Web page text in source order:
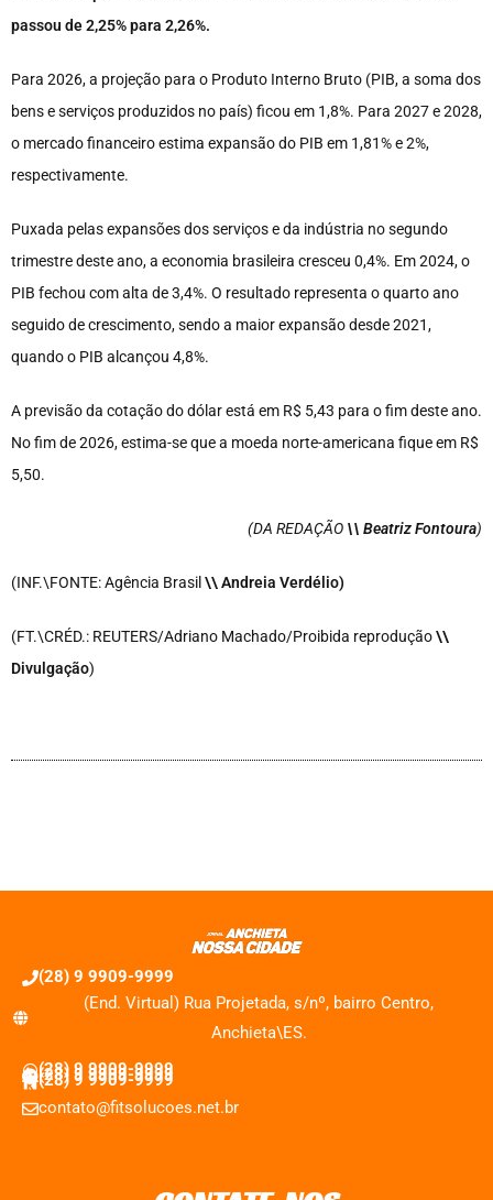
passou de 2,25% para 2,26%.
Para 2026, a projeção para o Produto Interno Bruto (PIB, a soma dos
bens e serviços produzidos no país) ficou em 1,8%. Para 2027 e 2028,
o mercado financeiro estima expansão do PIB em 1,81% e 2%,
respectivamente.
Puxada pelas expansões dos serviços e da indústria no segundo
trimestre deste ano, a economia brasileira cresceu 0,4%. Em 2024, o
PIB fechou com alta de 3,4%. O resultado representa o quarto ano
seguido de crescimento, sendo a maior expansão desde 2021,
quando o PIB alcançou 4,8%.
A previsão da cotação do dólar está em R$ 5,43 para o fim deste ano.
No fim de 2026, estima-se que a moeda norte-americana fique em R$
5,50.
(DA REDAÇÃO \\ Beatriz Fontoura)
(INF.\FONTE: Agência Brasil \\ Andreia Verdélio)
(FT.\CRÉD.: REUTERS/Adriano Machado/Proibida reprodução\\
Divulgação)
(28) 9 9909-9999
(End. Virtual) Rua Projetada, s/nº, bairro Centro,
Anchieta\ES.
(28) 9 9909-9999
(28) 9 9909-9999
(28) 9 9909-9999
contato@fitsolucoes.net.br